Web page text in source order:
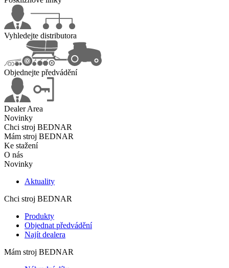
Vyhledejte distributora
Objednejte předvádění
Dealer Area
Novinky
Chci stroj BEDNAR
Mám stroj BEDNAR
Ke stažení
O nás
Novinky
Aktuality
Chci stroj BEDNAR
Produkty
Objednat předvádění
Najít dealera
Mám stroj BEDNAR